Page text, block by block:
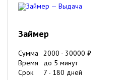
Займер
Сумма 2000 - 30000 ₽
Время
до 5 минут
Срок
7 - 180 дней